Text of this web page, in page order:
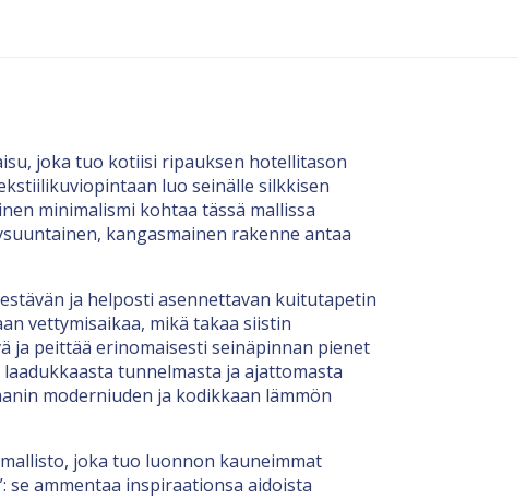
joka tuo kotiisi ripauksen hotellitason
luo seinälle silkkisen
minimalismi kohtaa tässä mallissa
kangasmainen rakenne antaa
ja helposti asennettavan kuitutapetin
vettymisaikaa, mikä takaa siistin
ja peittää erinomaisesti seinäpinnan pienet
tunnelmasta ja ajattomasta
moderniuden ja kodikkaan lämmön
joka tuo luonnon kauneimmat
se ammentaa inspiraationsa aidoista